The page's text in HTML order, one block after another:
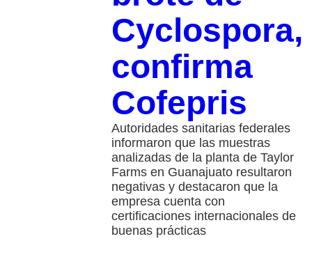
Cyclospora,
confirma
Cofepris
Autoridades sanitarias federales
informaron que las muestras
analizadas de la planta de Taylor
Farms en Guanajuato resultaron
negativas y destacaron que la
empresa cuenta con
certificaciones internacionales de
buenas prácticas